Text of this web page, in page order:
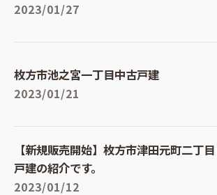
2023/01/27
枚方市池之宮一丁目中古戸建
2023/01/21
【新規販売開始】枚方市津田元町二丁目
戸建の紹介です。
2023/01/12